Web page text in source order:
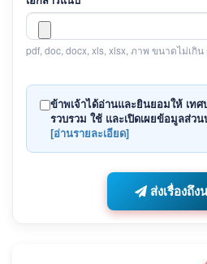
pdf, doc, docx, xls, xlsx, ภาพ ขนาดไม่เกิน
ข้าพเจ้าได้อ่านและยินยอมให้ เท
รวบรวม ใช้ และเปิดเผยข้อมูลส่ว
[อ่านรายละเอียด]
ส่งเรื่องถึง